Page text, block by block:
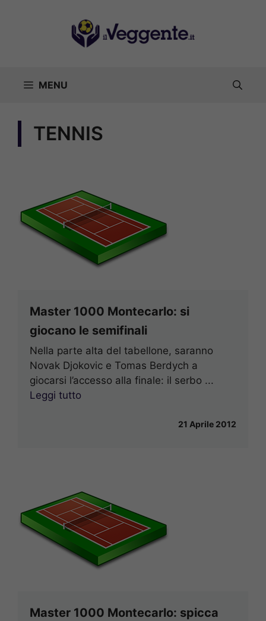
MENU
TENNIS
Master 1000 Montecarlo: si
giocano le semifinali
Nella parte alta del tabellone, saranno
Novak Djokovic e Tomas Berdych a
giocarsi l’accesso alla finale: il serbo ...
Leggi tutto
21 Aprile 2012
Master 1000 Montecarlo: spicca